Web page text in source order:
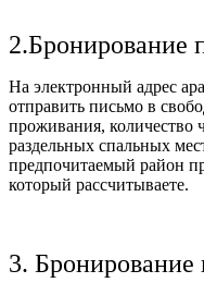
2.Бронирование
На электронный адрес
отправить письмо в
проживания, количество
раздельных спальных
предпочитаемый район
который рассчитываете.
3. Бронирование